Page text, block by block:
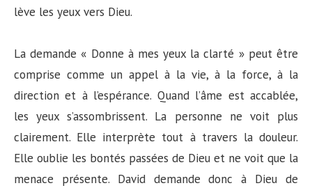
lève les yeux vers Dieu.
La demande « Donne à mes yeux la clarté » peut être
comprise comme un appel à la vie, à la force, à la
direction et à l’espérance. Quand l’âme est accablée,
les yeux s’assombrissent. La personne ne voit plus
clairement. Elle interprète tout à travers la douleur.
Elle oublie les bontés passées de Dieu et ne voit que la
menace présente. David demande donc à Dieu de